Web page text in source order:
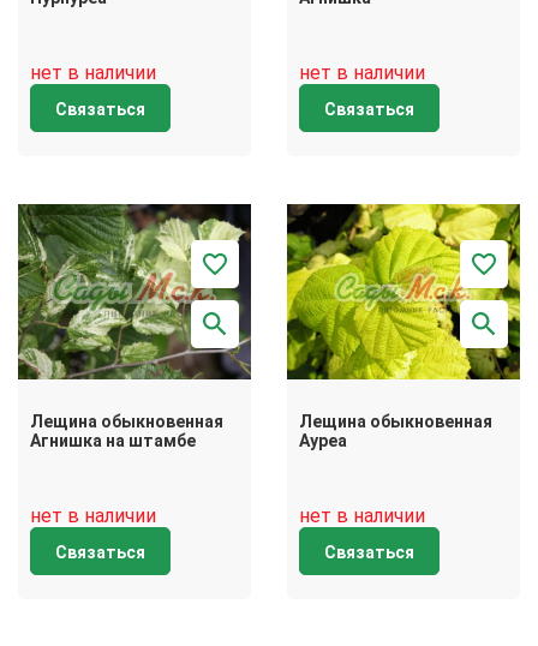
нет в наличии
Связаться
нет в наличии
Связаться
Лещина обыкновенная
Агнишка на штамбе
нет в наличии
Связаться
Лещина обыкновенная
Ауреа
нет в наличии
Связаться